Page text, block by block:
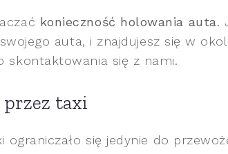
konieczność holowania auta.
auta, i znajdujesz się w
skontaktowania się z nami.
przez taxi
się jedynie do